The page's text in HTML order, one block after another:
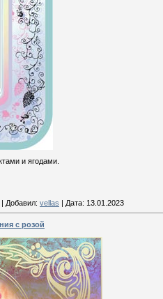
и ягодами.
| Добавил: vellas | Дата: 13.01.2023
с розой